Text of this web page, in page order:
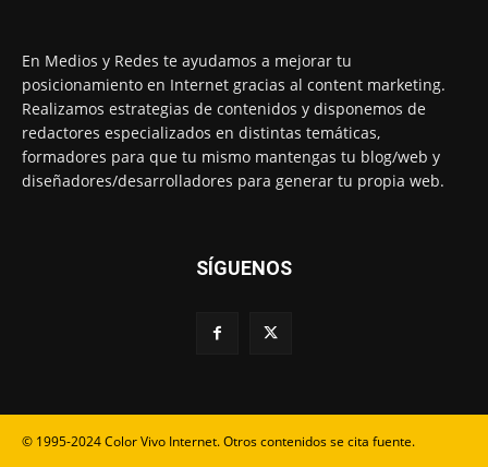
En Medios y Redes te ayudamos a mejorar tu
posicionamiento en Internet gracias al content marketing.
Realizamos estrategias de contenidos y disponemos de
redactores especializados en distintas temáticas,
formadores para que tu mismo mantengas tu blog/web y
diseñadores/desarrolladores para generar tu propia web.
SÍGUENOS
© 1995-2024 Color Vivo Internet. Otros contenidos se cita fuente.